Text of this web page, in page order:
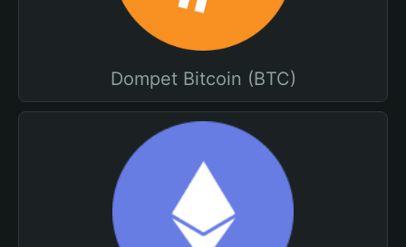
Dompet Bitcoin (BTC)